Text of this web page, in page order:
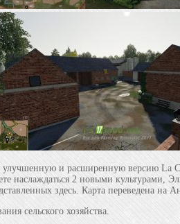
улучшенную и расширенную версию
наслаждаться 2 новыми культурами,
здесь. Карта переведена
сельского хозяйства.